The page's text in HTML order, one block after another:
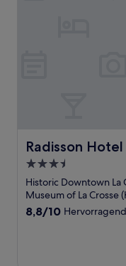
Radisson Hotel
Radisson Hotel La
3.5-
Sterne-
Unterkunft
Historic Downtown La
Museum of La
8.8
8,8/10 Hervorragend